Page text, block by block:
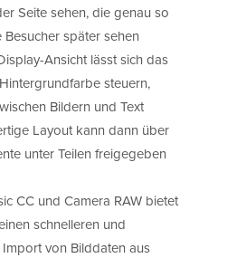
Seite sehen, die genau so
Besucher später sehen
Ansicht lässt sich das
steuern,
Bildern und Text
Layout kann dann über
unter Teilen freigegeben
CC und Camera RAW bietet
schnelleren und
von Bilddaten aus